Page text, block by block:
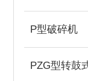
P型破碎机